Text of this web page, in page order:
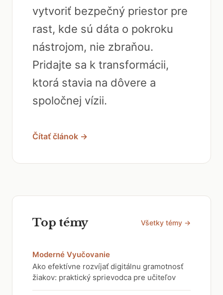
vytvoriť bezpečný priestor pre
rast, kde sú dáta o pokroku
nástrojom, nie zbraňou.
Pridajte sa k transformácii,
ktorá stavia na dôvere a
spoločnej vízii.
Čítať článok →
Top témy Všetky témy →
Moderné Vyučovanie
Ako efektívne rozvíjať digitálnu gramotnosť
žiakov: praktický sprievodca pre učiteľov